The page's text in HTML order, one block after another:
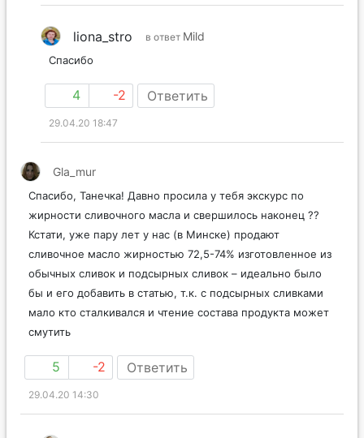
29.04.20 14:46
liona_stro
4 -2 Ответить
29.04.20 18:47
Gla_mur
Спасибо, Танечка! Давно просила у тебя экскурс по
жирности сливочного масла и свершилось наконец ??
Кстати, уже пару лет у нас (в Минске) продают
сливочное масло жирностью 72,5-74% изготовленное из
обычных сливок и подсырных сливок – идеально было
бы и его добавить в статью, т.к. с подсырных сливками
мало кто сталкивался и чтение состава продукта может
5 -2 Ответить
29.04.20 14:30